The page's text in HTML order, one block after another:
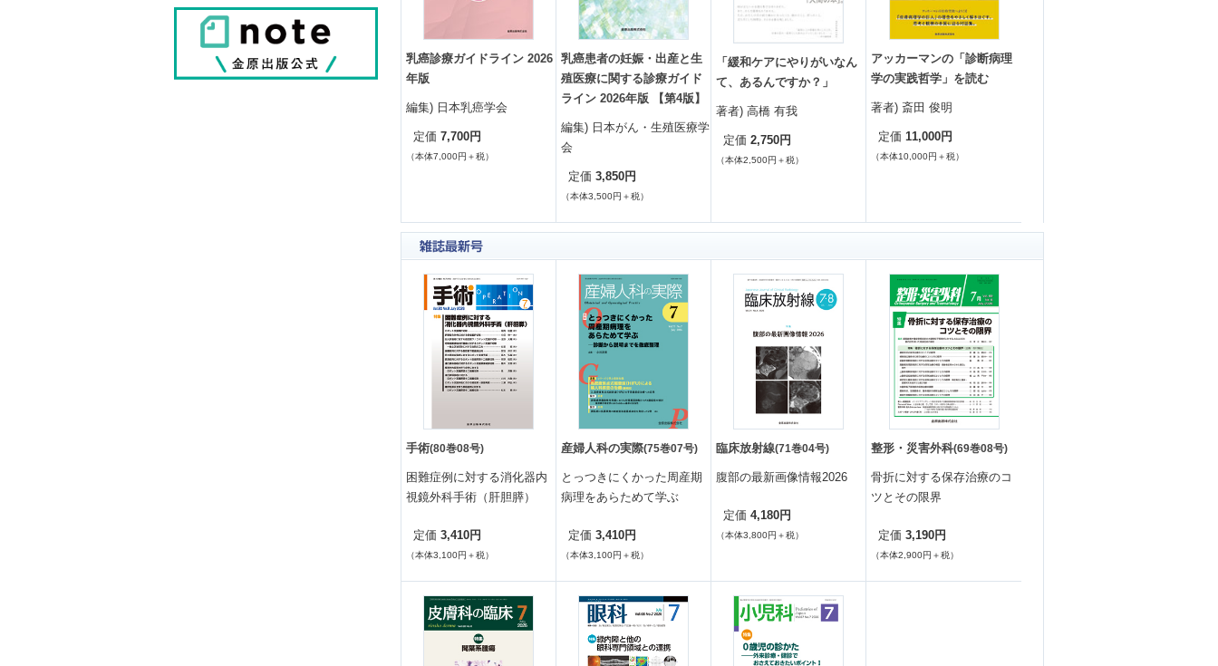
乳癌診療ガイドライン 2026
年版
編集) 日本乳癌学会
定価 7,700円
（本体7,000円＋税）
乳癌患者の妊娠・出産と生
殖医療に関する診療ガイド
ライン 2026年版 【第4版】
編集) 日本がん・生殖医療学
会
定価3,850円
（本体3,500円＋税）
「緩和ケアにやりがいなん
て、あるんですか？」
著者) 高橋 有我
定価2,750円
（本体2,500円＋税）
アッカーマンの「診断病理
学の実践哲学」を読む
著者) 斎田 俊明
定価 11,000円
（本体10,000円＋税）
手術(80巻08号)
困難症例に対する消化器内
視鏡外科手術（肝胆膵）
定価 3,410円
（本体3,100円＋税）
産婦人科の実際(75巻07号)
とっつきにくかった周産期
病理をあらためて学ぶ
定価3,410円
（本体3,100円＋税）
臨床放射線(71巻04号)
腹部の最新画像情報2026
定価4,180円
（本体3,800円＋税）
整形・災害外科(69巻08号)
骨折に対する保存治療のコ
ツとその限界
定価3,190円
（本体2,900円＋税）